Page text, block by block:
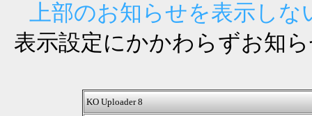
上部のお知らせを表示しな
表示設定にかかわらずお知
KO Uploader 8